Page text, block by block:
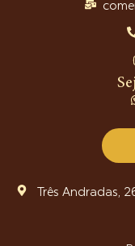
Três Andradas,